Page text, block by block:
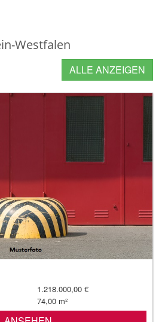
Westfalen
ALLE ANZEIGEN
1.218.000,00 €
74,00 m²